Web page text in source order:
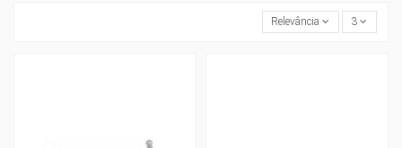
Relevância 3